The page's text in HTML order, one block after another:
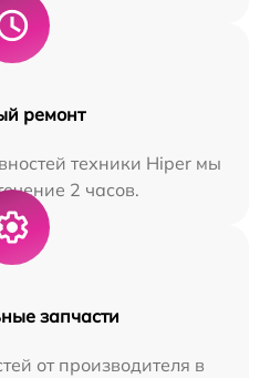
ремонт
техники Hiper мы
2 часов.
запчасти
от производителя в